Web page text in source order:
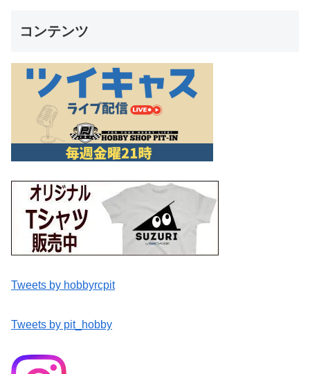
コンテンツ
Tweets by hobbyrcpit
Tweets by pit_hobby